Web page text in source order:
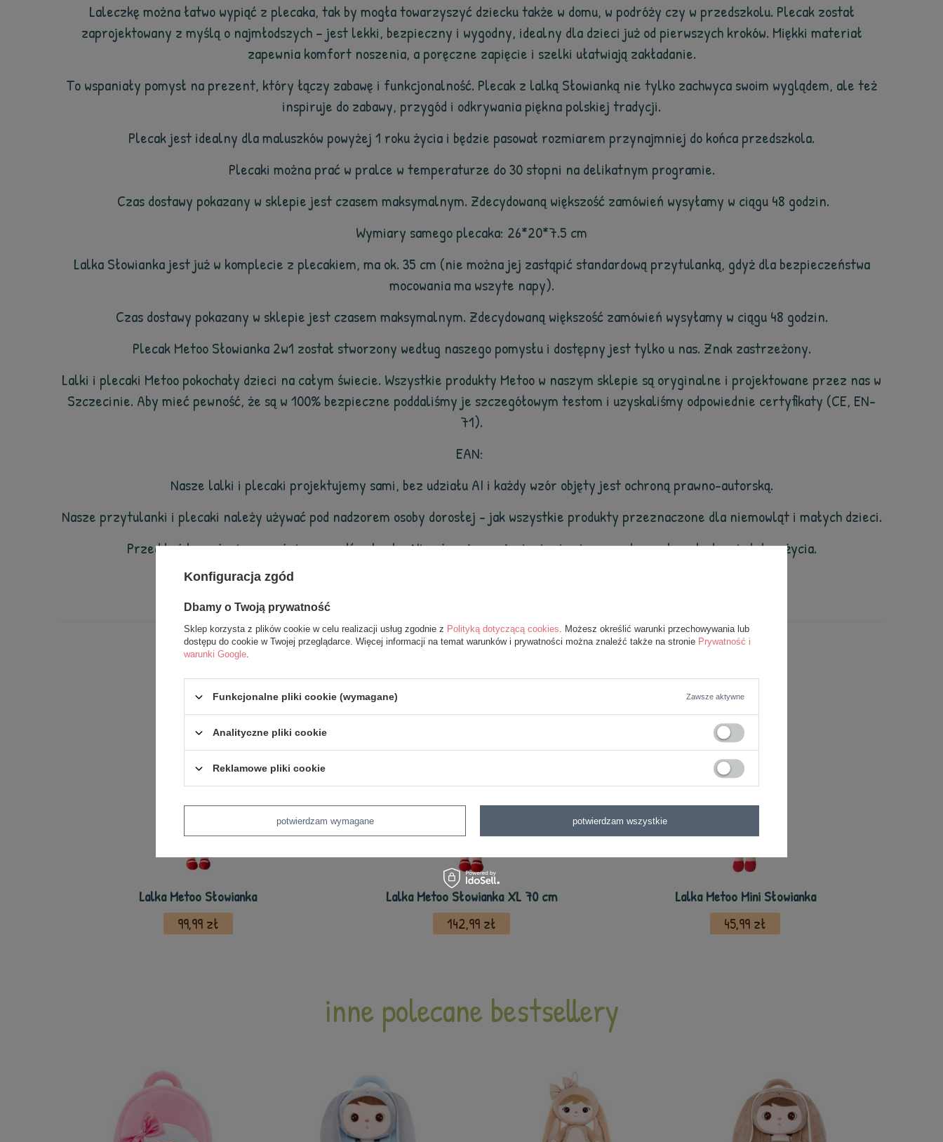
Laleczkę można łatwo wypiąć z plecaka, tak by mogła towarzyszyć dziecku także w domu, w podróży czy w przedszkolu. Plecak został
zaprojektowany z myślą o najmłodszych – jest lekki, bezpieczny i wygodny, idealny dla dzieci już od pierwszych kroków. Miękki materiał
zapewnia komfort noszenia, a poręczne zapięcie i szelki ułatwiają zakładanie.
To wspaniały pomysł na prezent, który łączy zabawę i funkcjonalność. Plecak z lalką Słowianką nie tylko zachwyca swoim wyglądem, ale też
inspiruje do zabawy, przygód i odkrywania piękna polskiej tradycji.
Plecak jest idealny dla maluszków powyżej 1 roku życia i będzie pasował rozmiarem przynajmniej do końca przedszkola.
Plecaki można prać w pralce w temperaturze do 30 stopni na delikatnym programie.
Czas dostawy pokazany w sklepie jest czasem maksymalnym. Zdecydowaną większość zamówień wysyłamy w ciągu 48 godzin.
Wymiary samego plecaka: 26*20*7.5 cm
Lalka Słowianka jest już w komplecie z plecakiem, ma ok. 35 cm (nie można jej zastąpić standardową przytulanką, gdyż dla bezpieczeństwa
mocowania ma wszyte napy).
Czas dostawy pokazany w sklepie jest czasem maksymalnym. Zdecydowaną większość zamówień wysyłamy w ciągu 48 godzin.
Plecak Metoo Słowianka 2w1 został stworzony według naszego pomysłu i dostępny jest tylko u nas. Znak zastrzeżony.
Lalki i plecaki Metoo pokochały dzieci na całym świecie. Wszystkie produkty Metoo w naszym sklepie są oryginalne i projektowane przez nas w
Szczecinie. Aby mieć pewność, że są w 100% bezpieczne poddaliśmy je szczegółowym testom i uzyskaliśmy odpowiednie certyfikaty (CE, EN-
71).
EAN:
Nasze lalki i plecaki projektujemy sami, bez udziału AI i każdy wzór objęty jest ochroną prawno-autorską.
Nasze przytulanki i plecaki należy używać pod nadzorem osoby dorosłej - jak wszystkie produkty przeznaczone dla niemowląt i małych dzieci.
Przed każdym użyciem uważnie sprawdź zabawkę. Nie używaj po pojawieniu się pierwszych oznak uszkodzenia lub zużycia.
z tej samej serii
Lalka Metoo Słowianka
99,99 zł
Lalka Metoo Słowianka XL 70 cm
142,99 zł
Lalka Metoo Mini Słowianka
45,99 zł
inne polecane bestsellery
Konfiguracja zgód
Dbamy o Twoją prywatność
Sklep korzysta z plików cookie w celu realizacji usług zgodnie z Polityką dotyczącą cookies. Możesz określić warunki przechowywania lub
dostępu do cookie w Twojej przeglądarce. Więcej informacji na temat warunków i prywatności można znaleźć także na stronie Prywatność i
warunki Google.
Funkcjonalne pliki cookie (wymagane) Zawsze aktywne
Analityczne pliki cookie
Reklamowe pliki cookie
potwierdzam wymagane potwierdzam wszystkie